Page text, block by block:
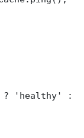
? 'healthy' :